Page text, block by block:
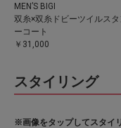
MEN’S BIGI
双糸×双糸ドビーツイルスタ
ーコート
￥31,000
スタイリング
※画像をタップしてスタイ